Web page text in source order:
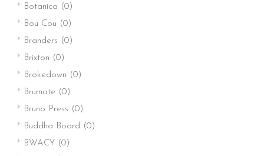
Botanica (0)
Bou Cou (0)
Branders (0)
Brixton (0)
Brokedown (0)
Brumate (0)
Bruno Press (0)
Buddha Board (0)
BWACY (0)